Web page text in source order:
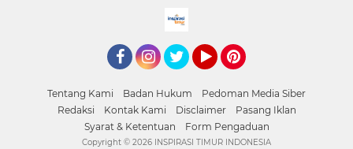
Tentang Kami Badan Hukum
Pedoman Media Siber
Redaksi
Kontak Kami Disclaimer
Pasang Iklan
Syarat & Ketentuan
Form Pengaduan
Copyright © 2026 INSPIRASI TIMUR INDONESIA